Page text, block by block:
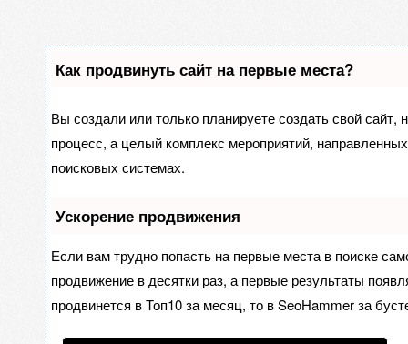
Как продвинуть сайт на первые места?
Вы создали или только планируете создать свой сайт,
процесс, а целый комплекс мероприятий,
поисковых системах.
Ускорение продвижения
Если вам трудно попасть на первые места в поиске
продвижение в десятки раз, а первые результаты
продвинется в Топ10 за месяц, то вSeoHammerза